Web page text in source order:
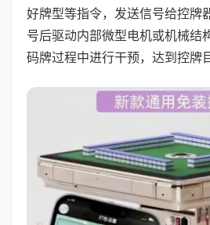
好牌型等指令，发送信号给控牌
号后驱动内部微型电机或机械结
码牌过程中进行干预，达到控牌